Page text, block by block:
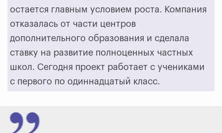
остается главным условием роста. Компания
отказалась от части центров
дополнительного образования и сделала
ставку на развитие полноценных частных
школ. Сегодня проект работает с учениками
с первого по одиннадцатый класс.